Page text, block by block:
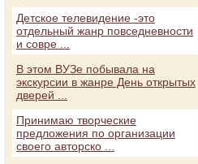
Детское телевидение -это
отдельный жанр повседневности
и совре ...
В этом ВУЗе побывала на
экскурсии в жанре День открытых
дверей ...
Принимаю творческие
предложения по организации
своего авторско ...